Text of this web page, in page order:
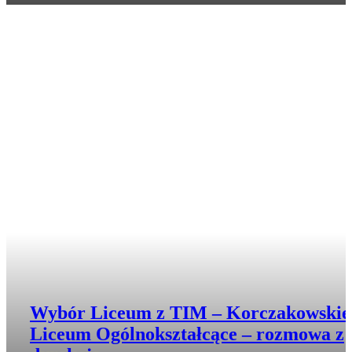
Wybór Liceum z TIM – Korczakowskie
Liceum Ogólnokształcące – rozmowa z